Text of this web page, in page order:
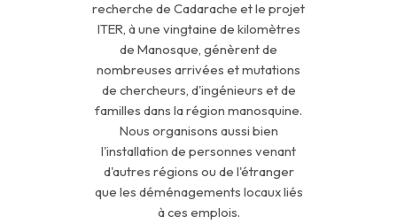
recherche de Cadarache et le projet
ITER, à une vingtaine de kilomètres
de Manosque, génèrent de
nombreuses arrivées et mutations
de chercheurs, d'ingénieurs et de
familles dans la région manosquine.
Nous organisons aussi bien
l'installation de personnes venant
d'autres régions ou de l'étranger
que les déménagements locaux liés
à ces emplois.